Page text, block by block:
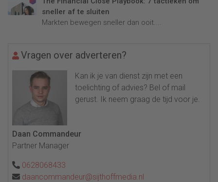
sneller af te sluiten
Markten bewegen sneller dan ooit....
Vragen over adverteren?
Kan ik je van dienst zijn met een
toelichting of advies? Bel of mail
gerust. Ik neem graag de tijd voor je.
Daan Commandeur
Partner Manager
0628068433
daancommandeur@sijthoffmedia.nl